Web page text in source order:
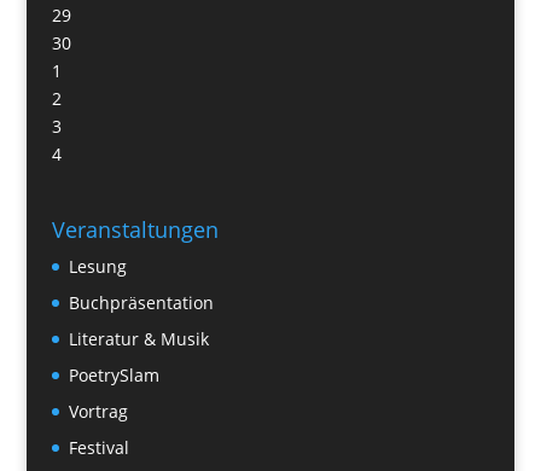
29
30
1
2
3
4
Veranstaltungen
Lesung
Buchpräsentation
Literatur & Musik
PoetrySlam
Vortrag
Festival